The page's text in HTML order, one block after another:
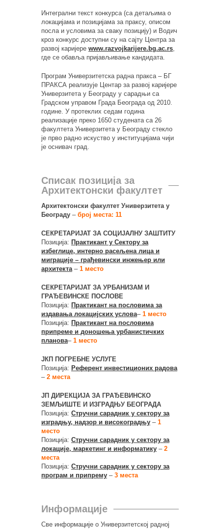
Интегрални текст конкурса (са детаљима о
локацијама и позицијама за праксу, описом
посла и условима за сваку позицију) и Водич
кроз конкурс доступни су на сајту Центра за
развој каријере www.razvojkarijere.bg.ac.rs
где се обавља пријављивање кандидата.
Програм Универзитетска радна пракса – БГ
ПРАКСА реализује Центар за развој каријере
Универзитета у Београду у сарадњи са
Градском управом Града Београда од 2010.
године. У протеклих седам година
реализације преко 1650 студената са 26
факултета Универзитета у Београду стекло
је прво радно искуство у институцијама чији
је оснивач град.
Списак позиција за
Архитектонски факултет
Архитектонски факултет Универзитета у
Београду – број места: 11
СEКРЕТАРИЈАТ ЗА СОЦИЈАЛНУ ЗАШТИТУ
Позиција: Практикант у Сектору за
избеглице, интерно расељена лица и
миграције – грађевински инжењер или
архитекта – 1 место
СЕКРЕТАРИЈАТ ЗА УРБАНИЗАМ И
ГРАЂЕВИНСКЕ ПОСЛОВЕ
Позиција: Практикант на пословима за
издавања локацијских услова– 1 место
Позиција: Практикант на пословима
припреме и доношења урбанистичких
планова– 1 место
ЈКП ПОГРЕБНЕ УСЛУГЕ
Позиција: Референт инвестиционих радова
– 2 места
ЈП ДИРЕКЦИЈА ЗА ГРАЂЕВИНСКО
ЗЕМЉИШТЕ И ИЗГРАДЊУ БЕОГРАДА
Позиција: Стручни сарадник у сектору за
изградњу, надзор и високоградњу – 1
место
Позиција: Стручни сарадник у сектору за
локације, маркетинг и информатику – 2
места
Позиција: Стручни сарадник у сектору за
програм и припрему – 3 места
Информације
Све информације о Универзитетској радној